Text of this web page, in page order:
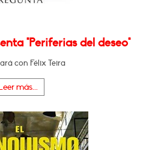
"Periferias del deseo"
con Félix Teira
más...